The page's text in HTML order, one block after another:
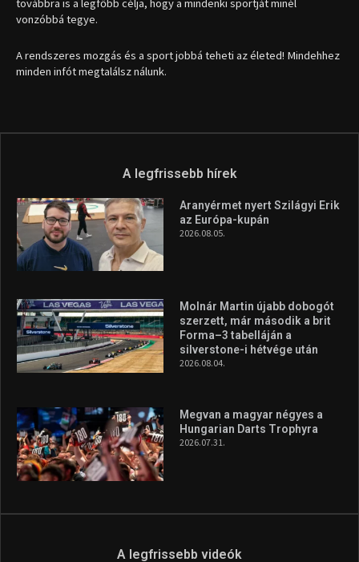
továbbra is a legfőbb célja, hogy a mindenki sportját minél
vonzóbbá tegye.
A rendszeres mozgás és a sport jobbá teheti az életed! Mindehhez
minden infót megtalálsz nálunk.
A legfrissebb hírek
Aranyérmet nyert Szilágyi Erik
az Európa-kupán
2026.08.05.
Molnár Martin újabb dobogót
szerzett, már második a brit
Forma–3 tabelláján a
silverstone-i hétvége után
2026.08.04.
Megvan a magyar négyes a
Hungarian Darts Trophyra
2026.07.31.
A legfrissebb videók